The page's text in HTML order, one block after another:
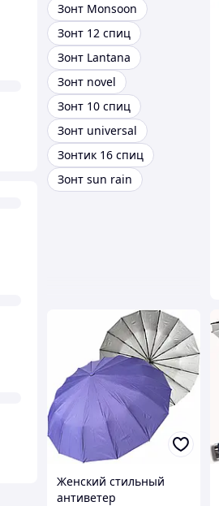
Зонт Monsoon
Зонт 12 спиц
Зонт Lantana
Зонт novel
Зонт 10 спиц
Зонт universal
Зонтик 16 спиц
Зонт sun rain
Женский стильный
антиветер